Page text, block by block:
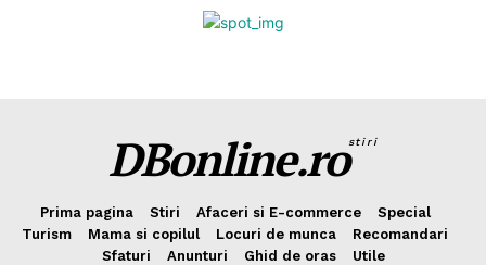
DBonline.rostiri
Prima pagina Stiri Afaceri si E-commerce
Special
Turism
Mama si copilul Locuri de munca
Recomandari
Sfaturi
Anunturi Ghid de oras Utile